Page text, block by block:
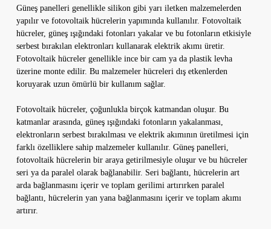
Güneş panelleri genellikle silikon gibi yarı iletken malzemelerden
yapılır ve fotovoltaik hücrelerin yapımında kullanılır. Fotovoltaik
hücreler, güneş ışığındaki fotonları yakalar ve bu fotonların etkisiyle
serbest bırakılan elektronları kullanarak elektrik akımı üretir.
Fotovoltaik hücreler genellikle ince bir cam ya da plastik levha
üzerine monte edilir. Bu malzemeler hücreleri dış etkenlerden
koruyarak uzun ömürlü bir kullanım sağlar.
Fotovoltaik hücreler, çoğunlukla birçok katmandan oluşur. Bu
katmanlar arasında, güneş ışığındaki fotonların yakalanması,
elektronların serbest bırakılması ve elektrik akımının üretilmesi için
farklı özelliklere sahip malzemeler kullanılır. Güneş panelleri,
fotovoltaik hücrelerin bir araya getirilmesiyle oluşur ve bu hücreler
seri ya da paralel olarak bağlanabilir. Seri bağlantı, hücrelerin art
arda bağlanmasını içerir ve toplam gerilimi artırırken paralel
bağlantı, hücrelerin yan yana bağlanmasını içerir ve toplam akımı
artırır.